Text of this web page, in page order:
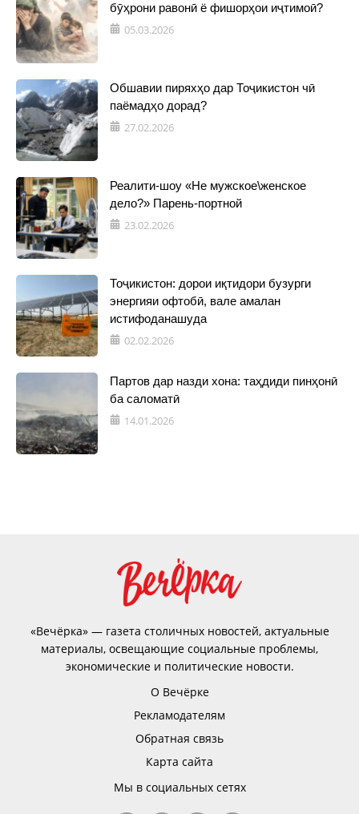
бӯҳрони равонӣ ё фишорҳои иҷтимоӣ?
05.03.2026
Обшавии пиряхҳо дар Тоҷикистон чӣ
паёмадҳо дорад?
27.02.2026
Реалити-шоу «Не мужское\женское
дело?» Парень-портной
23.02.2026
Тоҷикистон: дорои иқтидори бузурги
энергияи офтобӣ, вале амалан
истифоданашуда
02.02.2026
Партов дар назди хона: таҳдиди пинҳонӣ
ба саломатӣ
14.01.2026
«Вечёрка» — газета столичных новостей, актуальные
материалы, освещающие социальные проблемы,
экономические и политические новости.
О Вечёрке
Рекламодателям
Обратная связь
Карта сайта
Мы в социальных сетях